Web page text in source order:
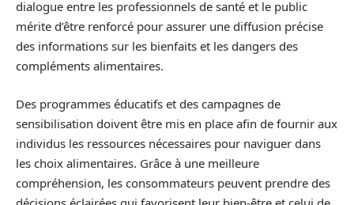
dialogue entre les professionnels de santé et le public
mérite d’être renforcé pour assurer une diffusion précise
des informations sur les bienfaits et les dangers des
compléments alimentaires.
Des programmes éducatifs et des campagnes de
sensibilisation doivent être mis en place afin de fournir aux
individus les ressources nécessaires pour naviguer dans
les choix alimentaires. Grâce à une meilleure
compréhension, les consommateurs peuvent prendre des